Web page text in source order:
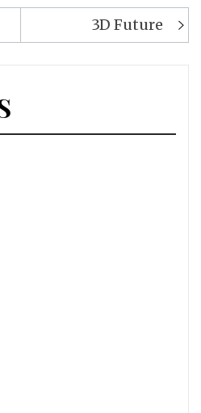
3D Future